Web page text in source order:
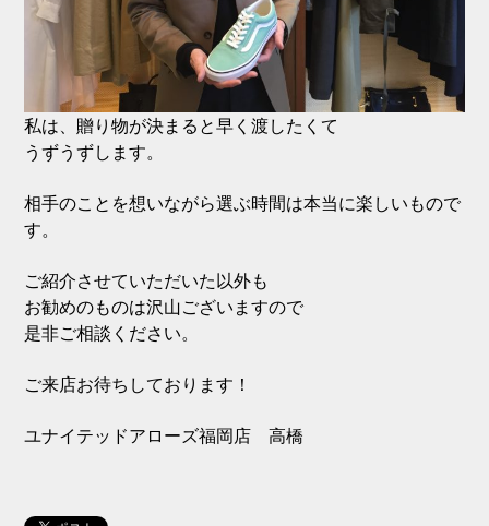
私は、贈り物が決まると早く渡したくて
うずうずします。
相手のことを想いながら選ぶ時間は本当に楽しいもので
す。
ご紹介させていただいた以外も
お勧めのものは沢山ございますので
是非ご相談ください。
ご来店お待ちしております！
ユナイテッドアローズ福岡店 高橋